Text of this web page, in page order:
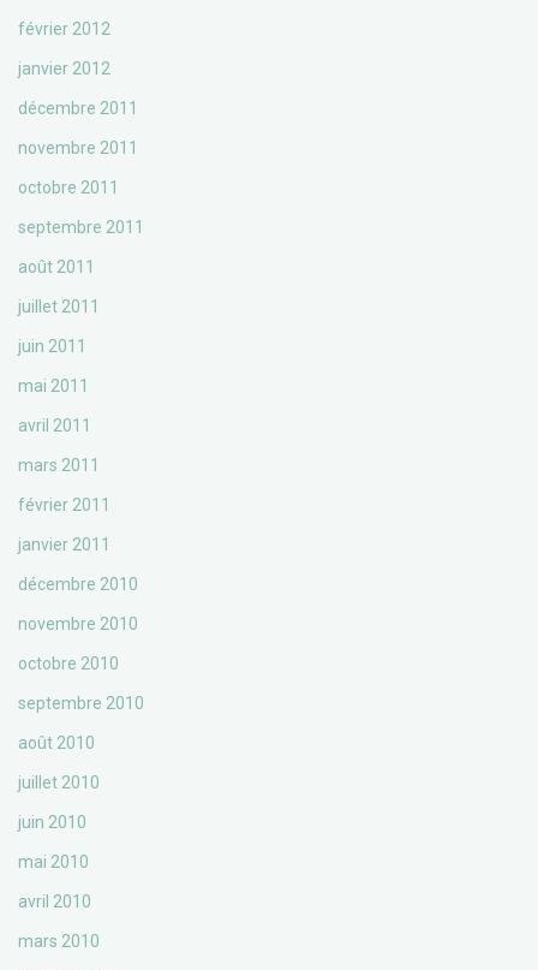
février 2012
janvier 2012
décembre 2011
novembre 2011
octobre 2011
septembre 2011
août 2011
juillet 2011
juin 2011
mai 2011
avril 2011
mars 2011
février 2011
janvier 2011
décembre 2010
novembre 2010
octobre 2010
septembre 2010
août 2010
juillet 2010
juin 2010
mai 2010
avril 2010
mars 2010